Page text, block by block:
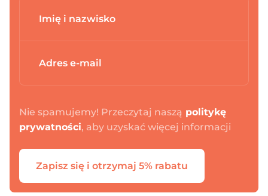
Nie spamujemy! Przeczytaj naszą politykę
prywatności, aby uzyskać więcej informacji
Zapisz się i otrzymaj 5% rabatu